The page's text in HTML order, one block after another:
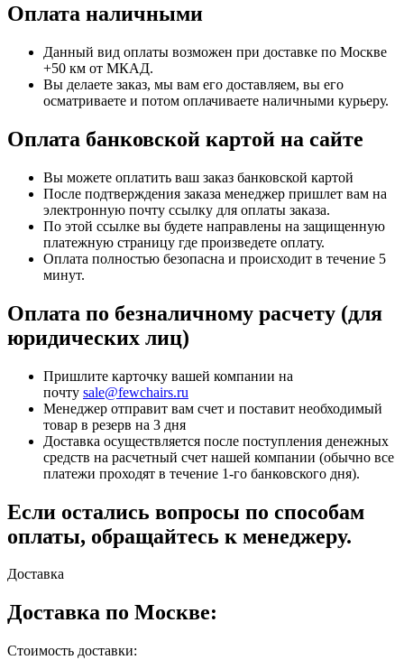
Оплата наличными
Данный вид оплаты возможен при доставке по Москве
+50 км от МКАД.
Вы делаете заказ, мы вам его доставляем, вы его
осматриваете и потом оплачиваете наличными курьеру.
Оплата банковской картой на сайте
Вы можете оплатить ваш заказ банковской картой
После подтверждения заказа менеджер пришлет вам на
электронную почту ссылку для оплаты заказа.
По этой ссылке вы будете направлены на защищенную
платежную страницу где произведете оплату.
Оплата полностью безопасна и происходит в течение 5
минут.
Оплата по безналичному расчету (для
юридических лиц)
Пришлите карточку вашей компании на
почту sale@fewchairs.ru
Менеджер отправит вам счет и поставит необходимый
товар в резерв на 3 дня
Доставка осуществляется после поступления денежных
средств на расчетный счет нашей компании (обычно все
платежи проходят в течение 1-го банковского дня).
Если остались вопросы по способам
оплаты, обращайтесь к менеджеру.
Доставка
Доставка по Москве:
Стоимость доставки: